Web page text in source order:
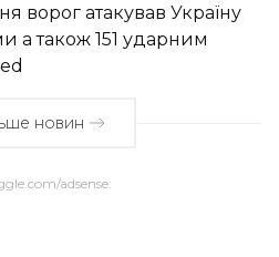
ворог атакував Україну
а також 151 ударним
новин
adsense: